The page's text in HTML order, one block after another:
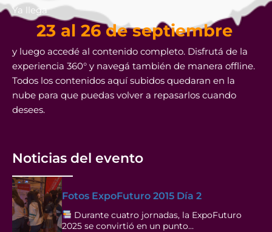
Ya llega
23 al 26 de septiembre
y luego accedé al contenido completo. Disfrutá de la
experiencia 360° y navegá también de manera offline.
Todos los contenidos aquí subidos quedaran en la
nube para que puedas volver a repasarlos cuando
desees.
Noticias del evento
Fotos ExpoFuturo 2015 Día 2
Durante cuatro jornadas, la ExpoFuturo
2025 se convirtió en un punto…